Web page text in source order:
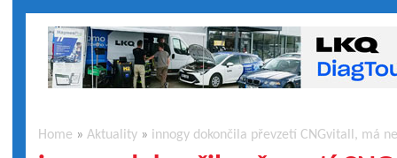
Home »Aktuality » innogy dokončila převzetí CNGvitall, má